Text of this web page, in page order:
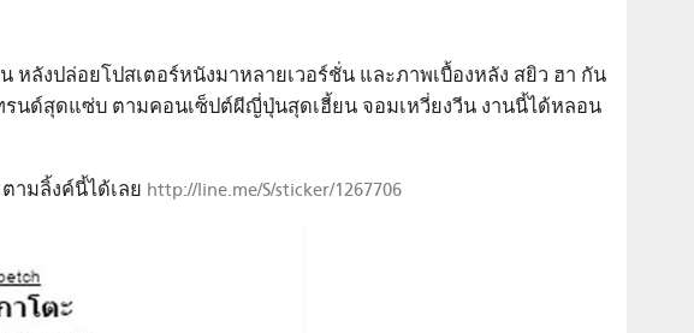
ลังปล่อยโปสเตอร์หนังมาหลายเวอร์ชั่น และภาพเบื้องหลัง สยิว ฮา กัน
นด์สุดแซ่บ ตามคอนเซ็ปต์ผีญี่ปุ่นสุดเฮี้ยน จอมเหวี่ยงวีน งานนี้ได้หลอน
ามลิ้งค์นี้ได้เลย http://line.me/S/sticker/1267706